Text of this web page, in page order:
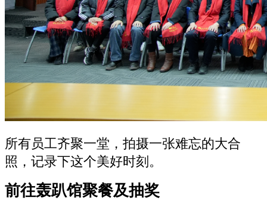
所有员工齐聚一堂，拍摄一张难忘的大合
照，记录下这个美好时刻。
前往轰趴馆聚餐及抽奖